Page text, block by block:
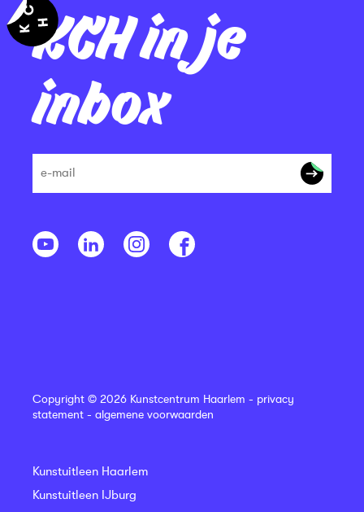
KCH in je
inbox
Copyright © 2026 Kunstcentrum Haarlem - privacy
statement - algemene voorwaarden
Kunstuitleen Haarlem
Kunstuitleen IJburg